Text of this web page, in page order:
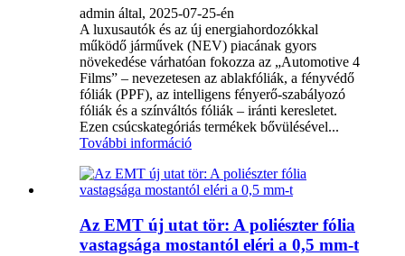
admin által, 2025-07-25-én
A luxusautók és az új energiahordozókkal
működő járművek (NEV) piacának gyors
növekedése várhatóan fokozza az „Automotive 4
Films” – nevezetesen az ablakfóliák, a fényvédő
fóliák (PPF), az intelligens fényerő-szabályozó
fóliák és a színváltós fóliák – iránti keresletet.
Ezen csúcskategóriás termékek bővülésével...
További információ
Az EMT új utat tör: A poliészter fólia
vastagsága mostantól eléri a 0,5 mm-t